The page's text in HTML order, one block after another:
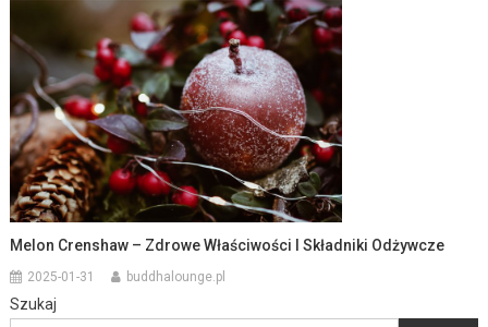
Melon Crenshaw – Zdrowe Właściwości I Składniki Odżywcze
2025-01-31 buddhalounge.pl
Szukaj